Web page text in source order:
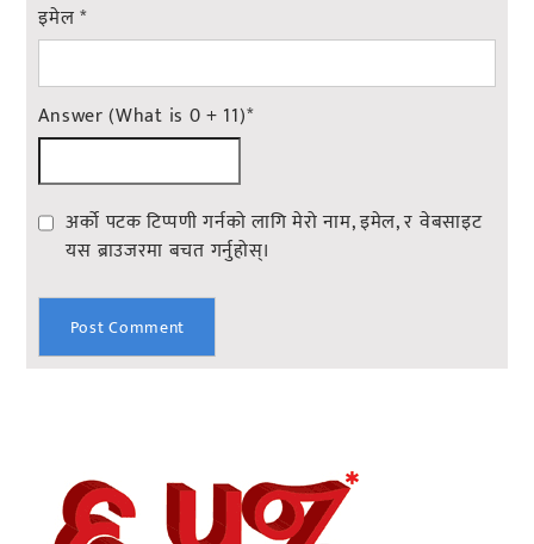
इमेल*
Answer (What is 0 + 11)*
अर्को पटक टिप्पणी गर्नको लागि मेरो नाम, इमेल, र वेबसाइट
यस ब्राउजरमा बचत गर्नुहोस्।